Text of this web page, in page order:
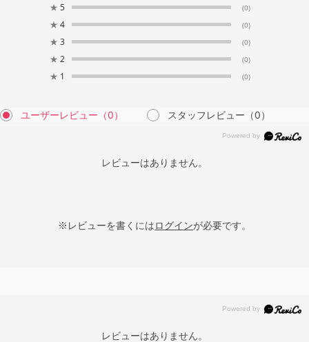
★ 5 (0)
★ 4 (0)
★ 3 (0)
★ 2 (0)
★ 1 (0)
ユーザーレビュー （0） スタッフレビュー （0）
レビューはありません。
※レビューを書くにはログインが必要です。
レビューはありません。